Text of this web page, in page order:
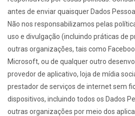
antes de enviar quaisquer Dados
Não nos responsabilizamos pelas
uso e divulgação (incluindo práticas de
outras organizações, tais como
Microsoft, ou de qualquer outro
provedor de aplicativo, loja de mídia
prestador de serviços de internet sem
dispositivos, incluindo todos os Dados
outras organizações por meio dos